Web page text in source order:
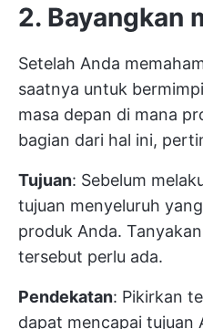
2. Bayangkan
Setelah Anda
saatnya untuk
masa depan di mana
bagian dari hal ini,
Tujuan: Sebelum
tujuan menyeluruh
produk Anda.
tersebut perlu ada.
Pendekatan: Pikirkan
dapat mencapai tujuan